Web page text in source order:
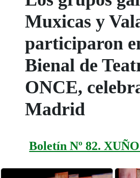
Muxicas y
participaron
Bienal de
ONCE,
Madrid
Boletín Nº 82.